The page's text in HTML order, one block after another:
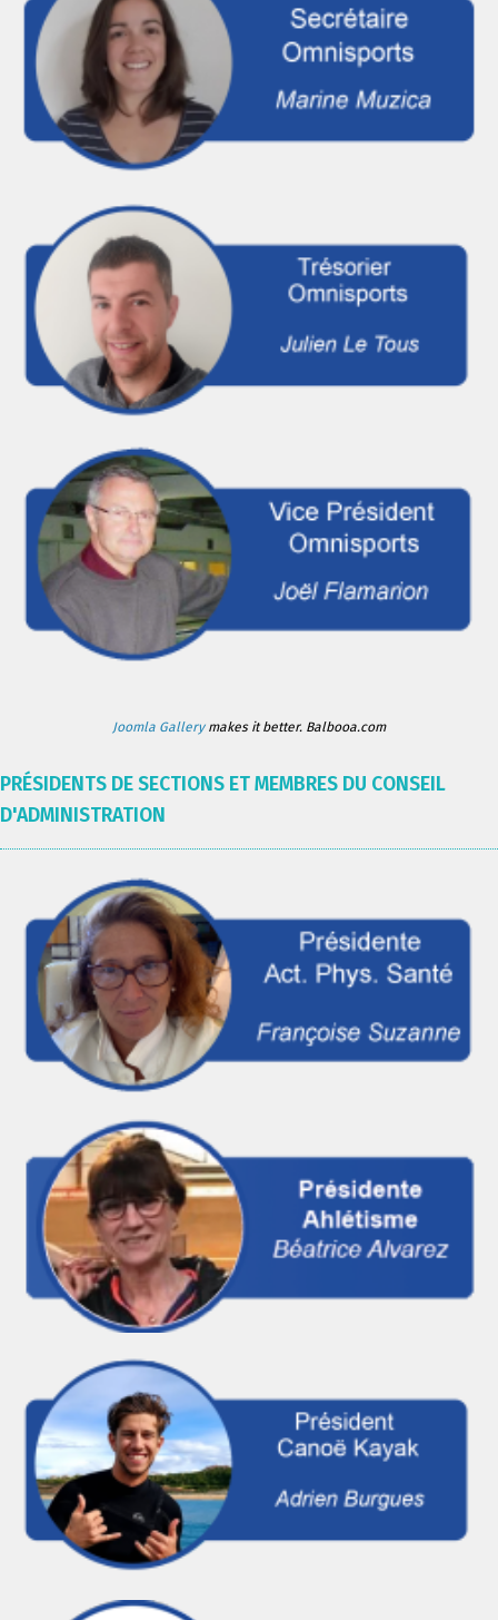
Joomla Gallerymakes it better. Balbooa.com
PRÉSIDENTS DE SECTIONS ET MEMBRES DU CONSEIL
D'ADMINISTRATION